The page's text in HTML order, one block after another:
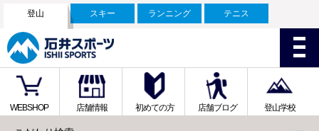
登山 スキー ランニング テニス
WEBSHOP 店舗情報 初めての方 店舗ブログ 登山学校